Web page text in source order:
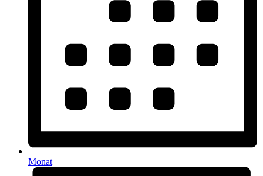
Monat